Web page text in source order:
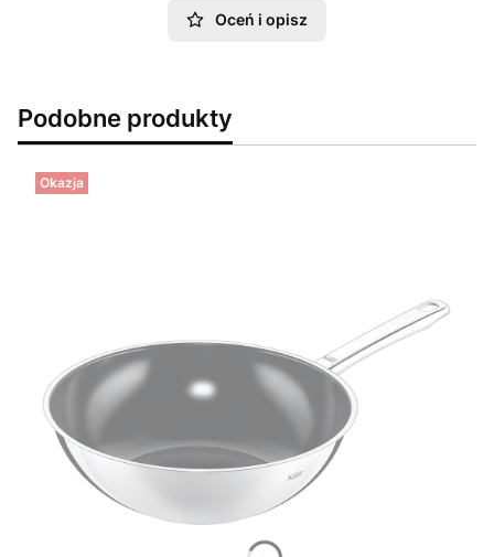
Oceń i opisz
Podobne produkty
Okazja